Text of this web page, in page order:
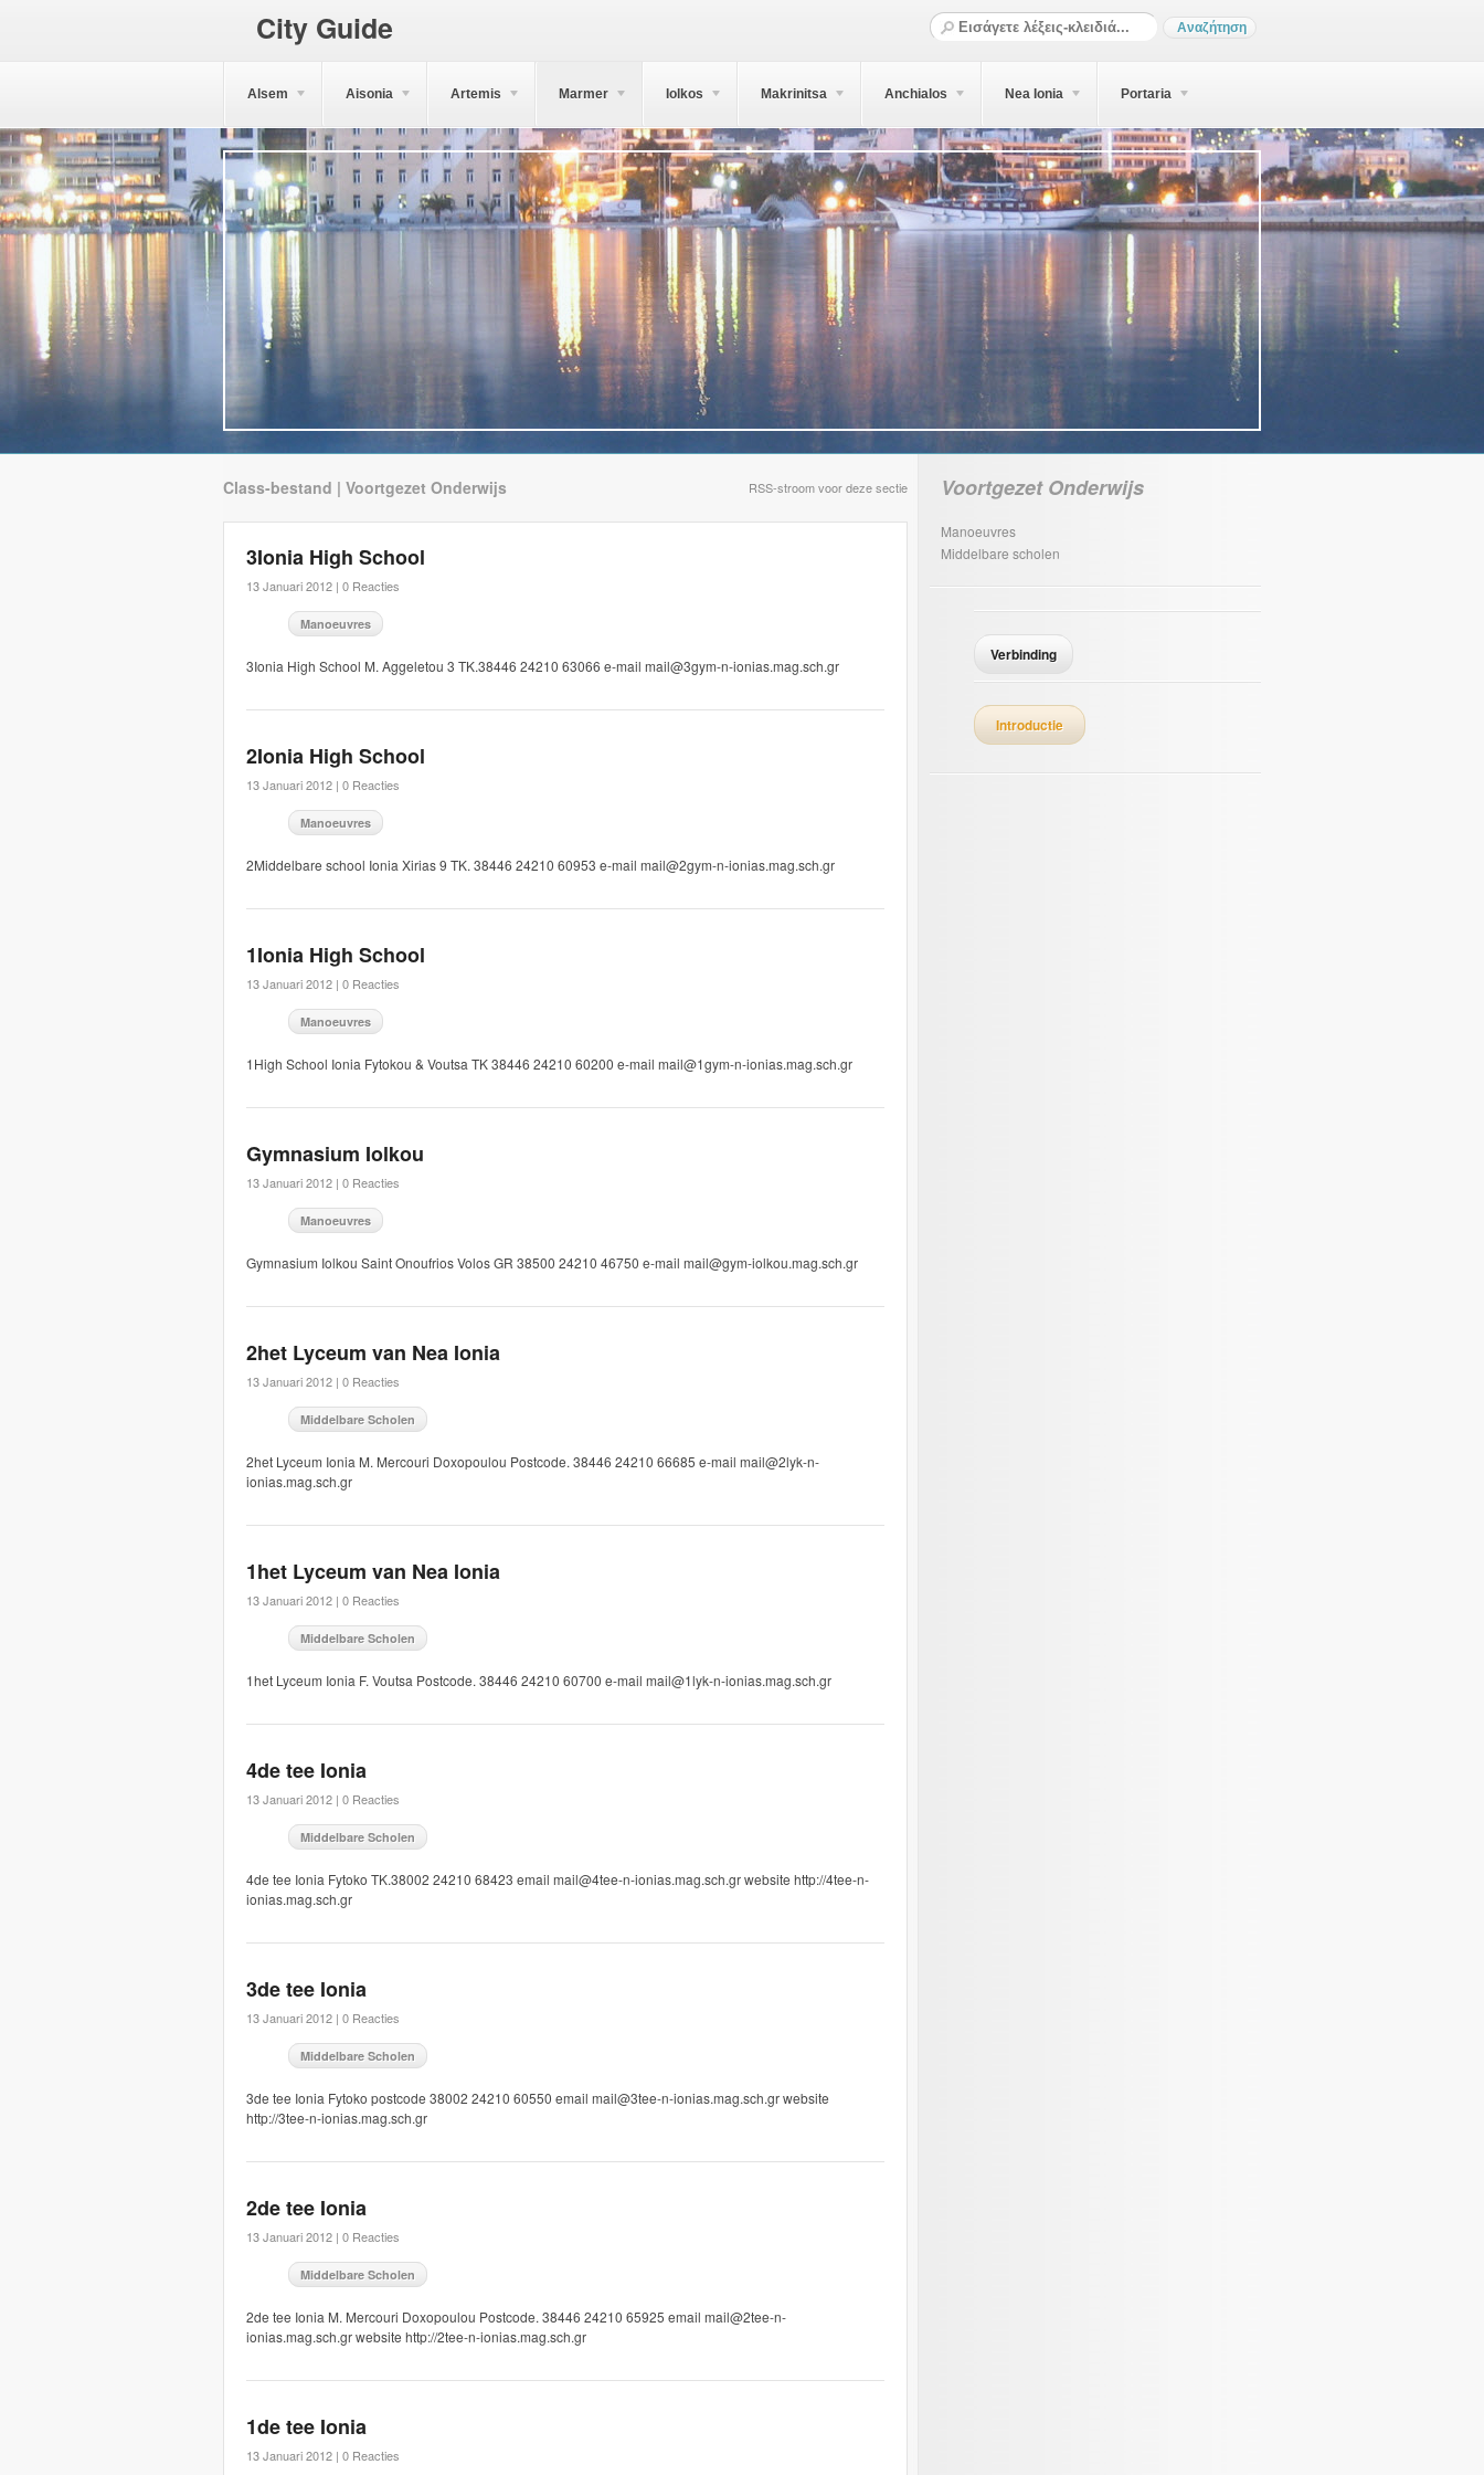
City Guide
Alsem Aisonia Artemis Marmer Iolkos Makrinitsa Anchialos Nea Ionia Portaria
Class-bestand | Voortgezet Onderwijs RSS-stroom voor deze sectie
3Ionia High School
13 Januari 2012 | 0 Reacties
Manoeuvres
3Ionia High School M. Aggeletou 3 TK.38446 24210 63066 e-mail mail@3gym-n-ionias.mag.sch.gr
2Ionia High School
13 Januari 2012 | 0 Reacties
Manoeuvres
2Middelbare school Ionia Xirias 9 TK. 38446 24210 60953 e-mail mail@2gym-n-ionias.mag.sch.gr
1Ionia High School
13 Januari 2012 | 0 Reacties
Manoeuvres
1High School Ionia Fytokou & Voutsa TK 38446 24210 60200 e-mail mail@1gym-n-ionias.mag.sch.gr
Gymnasium Iolkou
13 Januari 2012 | 0 Reacties
Manoeuvres
Gymnasium Iolkou Saint Onoufrios Volos GR 38500 24210 46750 e-mail mail@gym-iolkou.mag.sch.gr
2het Lyceum van Nea Ionia
13 Januari 2012 | 0 Reacties
Middelbare Scholen
2het Lyceum Ionia M. Mercouri Doxopoulou Postcode. 38446 24210 66685 e-mail mail@2lyk-n-
ionias.mag.sch.gr
1het Lyceum van Nea Ionia
13 Januari 2012 | 0 Reacties
Middelbare Scholen
1het Lyceum Ionia F. Voutsa Postcode. 38446 24210 60700 e-mail mail@1lyk-n-ionias.mag.sch.gr
4de tee Ionia
13 Januari 2012 | 0 Reacties
Middelbare Scholen
4de tee Ionia Fytoko TK.38002 24210 68423 email mail@4tee-n-ionias.mag.sch.gr website http://4tee-n-
ionias.mag.sch.gr
3de tee Ionia
13 Januari 2012 | 0 Reacties
Middelbare Scholen
3de tee Ionia Fytoko postcode 38002 24210 60550 email mail@3tee-n-ionias.mag.sch.gr website
http://3tee-n-ionias.mag.sch.gr
2de tee Ionia
13 Januari 2012 | 0 Reacties
Middelbare Scholen
2de tee Ionia M. Mercouri Doxopoulou Postcode. 38446 24210 65925 email mail@2tee-n-
ionias.mag.sch.gr website http://2tee-n-ionias.mag.sch.gr
1de tee Ionia
13 Januari 2012 | 0 Reacties
Voortgezet Onderwijs
Manoeuvres
Middelbare scholen
Verbinding
Introductie